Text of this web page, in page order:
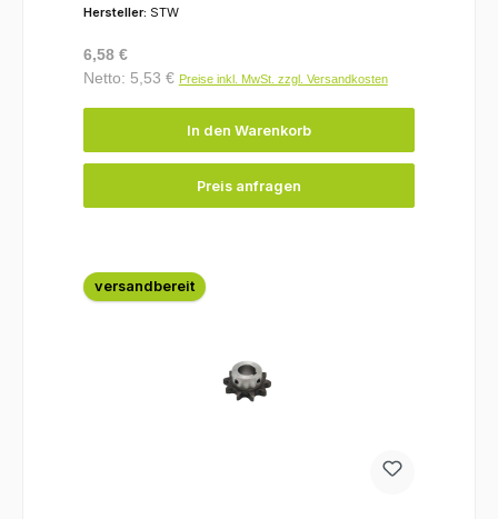
Hersteller: STW
Regulärer Preis:
6,58 €
Netto: 5,53 € Preise inkl. MwSt. zzgl. Versandkosten
In den Warenkorb
Preis anfragen
versandbereit